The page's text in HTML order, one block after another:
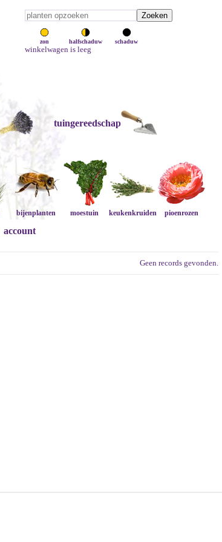
zon halfschaduw schaduw
winkelwagen is leeg
tuingereedschap
bijenplanten moestuin keukenkruiden pioenrozen
account
Geen records gevonden.